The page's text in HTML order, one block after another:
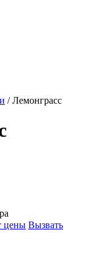
/ Лемонграсс
цены Вызвать